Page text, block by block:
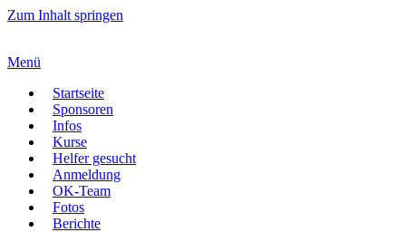
Zum Inhalt springen
Menü
Startseite
Sponsoren
Infos
Kurse
Helfer gesucht
Anmeldung
OK-Team
Fotos
Berichte